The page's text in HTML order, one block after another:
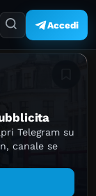
Accedi
Telegram su
canale se